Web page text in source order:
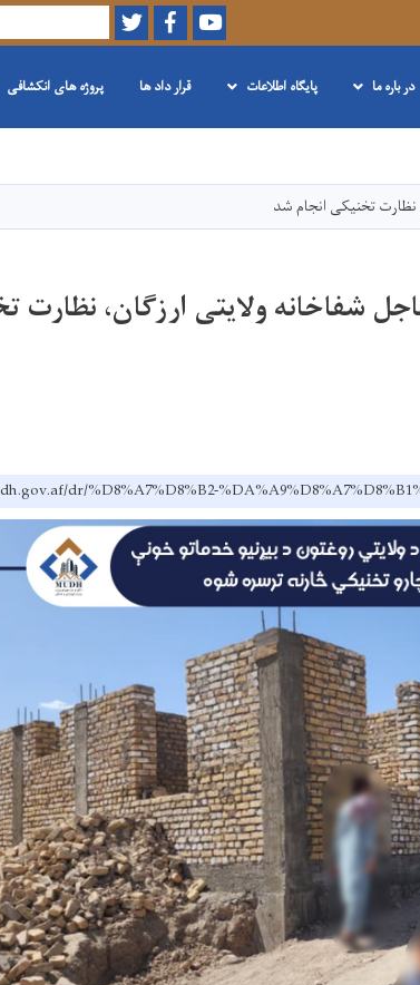
main
content
Youtube
Facebook
Twitter
Search
در باره ما پایگاه اطلاعات قرار داد ها پروژه های انکشافی
تخنیکی انجام شد
شفاخانه ولایتی ارزگان، نظارت
dr/%D8%A7%D8%B2-